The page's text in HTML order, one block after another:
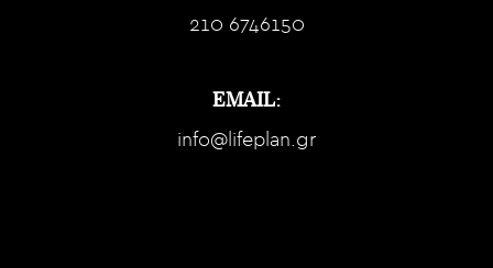
210 6746150
EMAIL:
info@lifeplan.gr